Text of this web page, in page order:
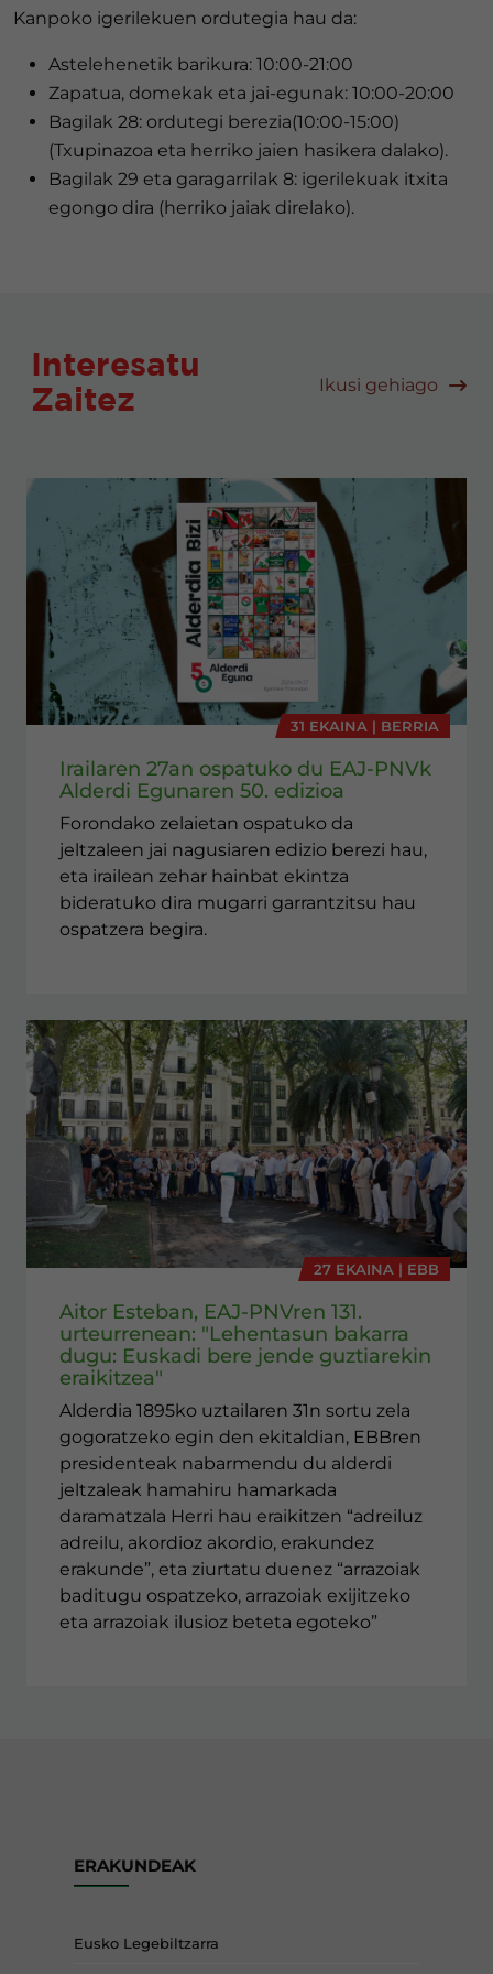
Kanpoko igerilekuen ordutegia hau da:
Astelehenetik barikura: 10:00-21:00
Zapatua, domekak eta jai-egunak: 10:00-20:00
Bagilak 28: ordutegi berezia(10:00-15:00)
(Txupinazoa eta herriko jaien hasikera dalako).
Bagilak 29 eta garagarrilak 8: igerilekuak itxita
egongo dira (herriko jaiak direlako).
Interesatu
Zaitez
Ikusi gehiago
31 EKAINA | BERRIA
Irailaren 27an ospatuko du EAJ-PNVk
Alderdi Egunaren 50. edizioa
Forondako zelaietan ospatuko da
jeltzaleen jai nagusiaren edizio berezi hau,
eta irailean zehar hainbat ekintza
bideratuko dira mugarri garrantzitsu hau
ospatzera begira.
27 EKAINA | EBB
Aitor Esteban, EAJ-PNVren 131.
urteurrenean: "Lehentasun bakarra
dugu: Euskadi bere jende guztiarekin
eraikitzea"
Alderdia 1895ko uztailaren 31n sortu zela
gogoratzeko egin den ekitaldian, EBBren
presidenteak nabarmendu du alderdi
jeltzaleak hamahiru hamarkada
daramatzala Herri hau eraikitzen “adreiluz
adreilu, akordioz akordio, erakundez
erakunde”, eta ziurtatu duenez “arrazoiak
baditugu ospatzeko, arrazoiak exijitzeko
eta arrazoiak ilusioz beteta egoteko”
ERAKUNDEAK
Eusko Legebiltzarra